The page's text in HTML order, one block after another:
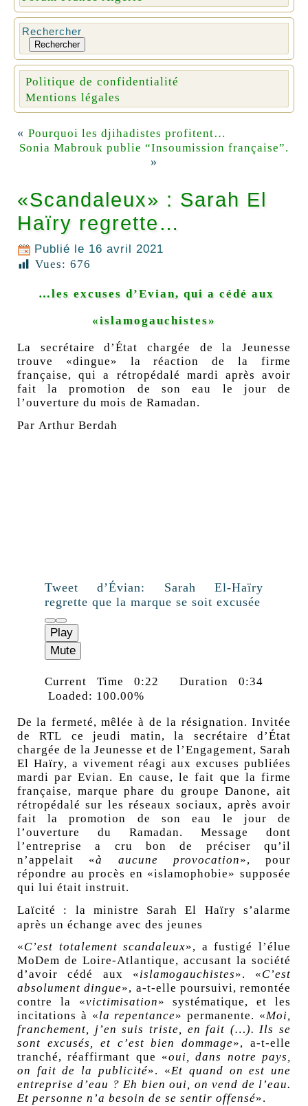
Rechercher
Rechercher
Politique de confidentialité
Mentions légales
« Pourquoi les djihadistes profitent…
Sonia Mabrouk publie “Insoumission française”.
»
«Scandaleux» : Sarah El
Haïry regrette…
Publié le 16 avril 2021
Vues: 676
…les excuses d’Evian, qui a cédé aux
«islamogauchistes»
La secrétaire d’État chargée de la Jeunesse
trouve «dingue» la réaction de la firme
française, qui a rétropédalé mardi après avoir
fait la promotion de son eau le jour de
l’ouverture du mois de Ramadan.
Par Arthur Berdah
Tweet d’Évian: Sarah El-Haïry
regrette que la marque se soit excusée
Play
Mute
Current Time 0:22Duration0:34
Loaded: 100.00%
De la fermeté, mêlée à de la résignation. Invitée
deRTL ce jeudi matin, la secrétaire d’État
chargée de la Jeunesse et de l’Engagement, Sarah
El Haïry, a vivement réagiaux excuses publiées
mardi par Evian. En cause, le fait que la firme
française, marque phare du groupe Danone, ait
rétropédalé sur les réseaux sociaux, après avoir
fait la promotion de son eau le jour de
l’ouverture du Ramadan. Message dont
l’entreprise a cru bon de préciser qu’il
n’appelait «à aucune provocation», pour
répondre au procès en «islamophobie» supposée
qui lui était instruit.
Laïcité : la ministre Sarah El Haïry s’alarme
après un échange avec des jeunes
«C’est totalement scandaleux», a fustigé l’élue
MoDem de Loire-Atlantique,accusant la société
d’avoir cédé aux «islamogauchistes». «C’est
absolument dingue», a-t-elle poursuivi, remontée
contre la «victimisation» systématique, et les
incitations à «la repentance» permanente. «Moi,
franchement, j’en suis triste, en fait (…). Ils se
sont excusés, et c’est bien dommage», a-t-elle
tranché, réaffirmant que «oui, dans notre pays,
on fait de la publicité». «Et quand on est une
entreprise d’eau ? Eh bien oui, on vend de l’eau.
Et personne n’a besoin de se sentir offensé».